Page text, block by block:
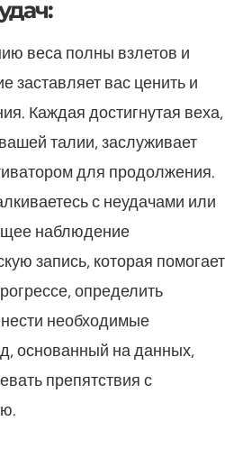
веса полны взлетов и
заставляет вас ценить и
Каждая достигнутая веха,
талии, заслуживает
для продолжения.
с неудачами или
наблюдение
запись, которая помогает
определить
необходимые
основанный на данных,
препятствия с